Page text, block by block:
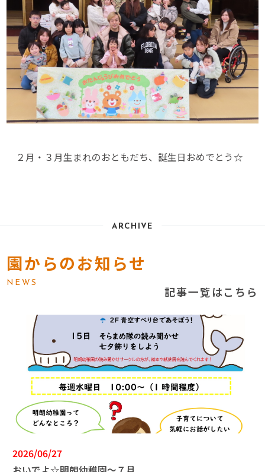
２月・３月生まれのおともだち、誕生日おめでとう☆
ARCHIVE
園からのお知らせ
NEWS
記事一覧はこちら
2026/06/27